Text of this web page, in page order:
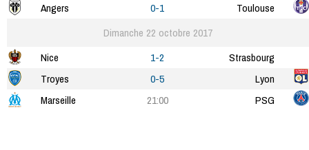
Angers
0-1
Toulouse
Dimanche 22 octobre 2017
Nice
1-2
Strasbourg
Troyes
0-5
Lyon
Marseille
21:00 PSG